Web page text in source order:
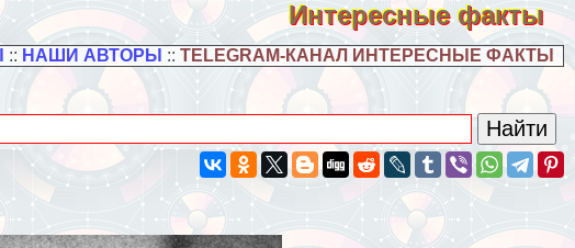
Интересные факты
:: НАШИ АВТОРЫ :: TELEGRAM-КАНАЛ ИНТЕРЕСНЫЕ ФАКТЫ